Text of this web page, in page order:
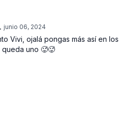
junio 06, 2024
Vivi, ojalá pongas más así en los
uno 🥵🥵